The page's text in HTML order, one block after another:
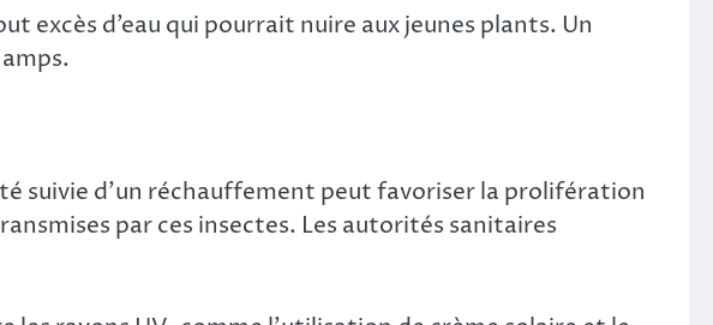
excès d’eau qui pourrait nuire aux jeunes plants. Un
suivie d’un réchauffement peut favoriser la prolifération
par ces insectes. Les autorités sanitaires